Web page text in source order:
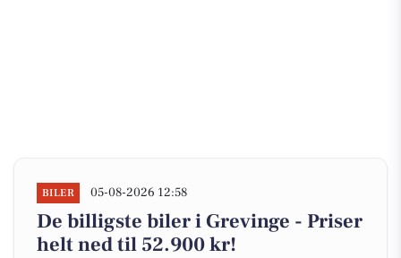
BILER 05-08-2026 12:58
De billigste biler i Grevinge - Priser
helt ned til 52.900 kr!